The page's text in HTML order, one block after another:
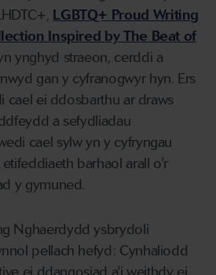
LGBTQ+ Proud Writing
Inspired by The Beat of
ynghyd straeon, cerddi a
gan y cyfranogwyr hyn. Ers
cael ei ddosbarthu ar draws
a sefydliadau
cael sylw yn y cyfryngau
barhaol arall o'r
y gymuned.
Nghaerdydd ysbrydoli
pellach hefyd: Cynhaliodd